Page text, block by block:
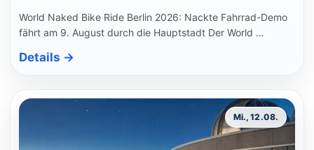
World Naked Bike Ride Berlin 2026: Nackte Fahrrad-Demo
fährt am 9. August durch die Hauptstadt Der World …
Details →
Mi., 12.08.